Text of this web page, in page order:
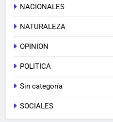
NACIONALES
NATURALEZA
OPINION
POLITICA
Sin categoría
SOCIALES